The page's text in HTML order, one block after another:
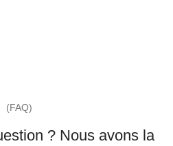
(FAQ)
? Nous avons la